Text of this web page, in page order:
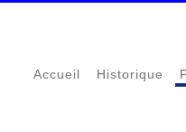
Accueil Historique